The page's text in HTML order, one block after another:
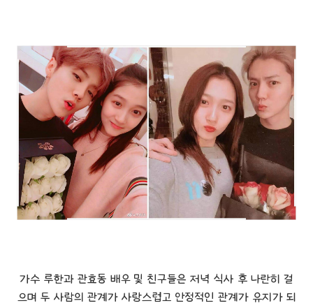
가수 루한과 관효동 배우 및 친구들은 저녁 식사 후 나란히 걸
으며 두 사람의 관계가 사랑스럽고 안정적인 관계가 유지가 되